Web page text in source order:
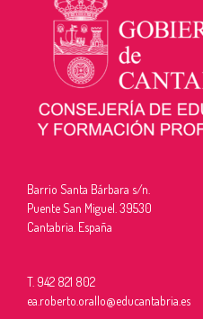
Barrio Santa Bárbara s/n.
Puente San Miguel. 39530
Cantabria. España
T. 942 821 802
ea.roberto.orallo@educantabria.es